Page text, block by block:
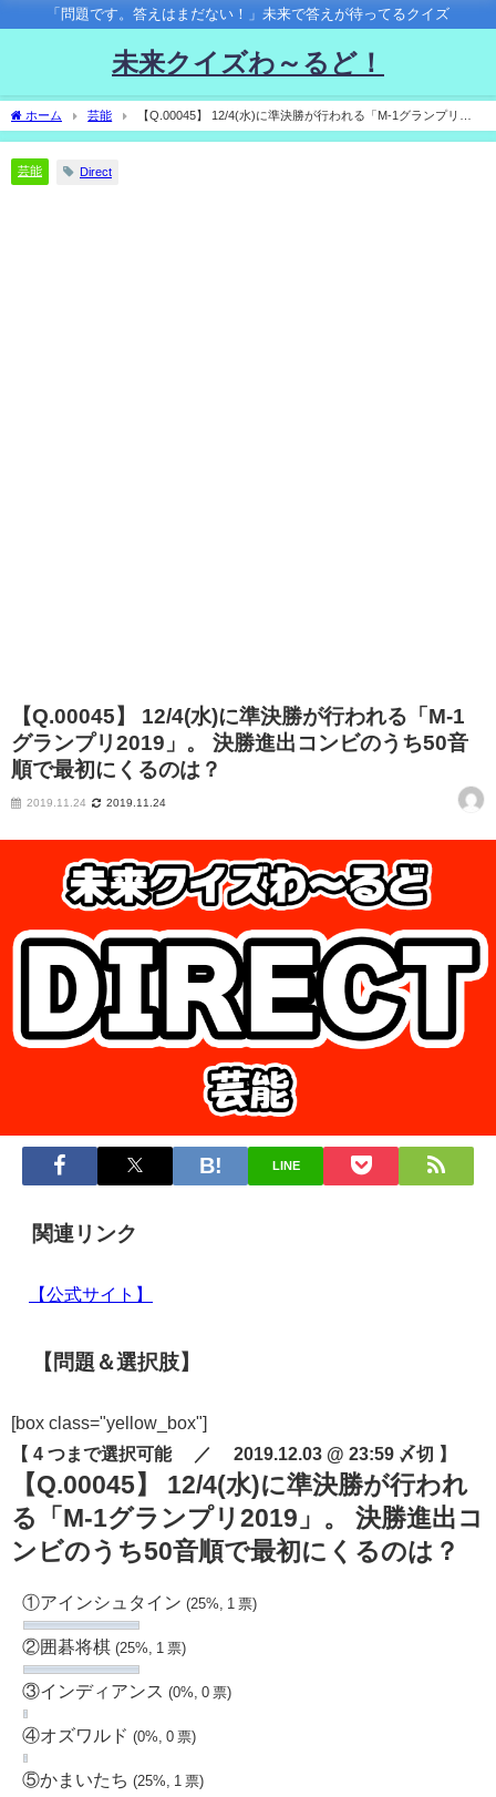
「問題です。答えはまだない！」未来で答えが待ってるクイズ
未来クイズわ～るど！
ホーム 芸能
【Q.00045】 12/4(水)に準決勝が行われる「M-1グランプリ
2019」。 決勝進出コンビのうち50音順で最初にくるのは？
芸能 Direct
【Q.00045】 12/4(水)に準決勝が行われる「M-1
グランプリ2019」。 決勝進出コンビのうち50音
順で最初にくるのは？
2019.11.24 2019.11.24
LINE
関連リンク
【公式サイト】
【問題＆選択肢】
[box class="yellow_box"]
【 4 つまで選択可能 ／ 2019.12.03 @ 23:59 〆切 】
【Q.00045】 12/4(水)に準決勝が行われ
る「M-1グランプリ2019」。 決勝進出コ
ンビのうち50音順で最初にくるのは？
①アインシュタイン (25%, 1 票)
②囲碁将棋 (25%, 1 票)
③インディアンス (0%, 0 票)
④オズワルド (0%, 0 票)
⑤かまいたち (25%, 1 票)